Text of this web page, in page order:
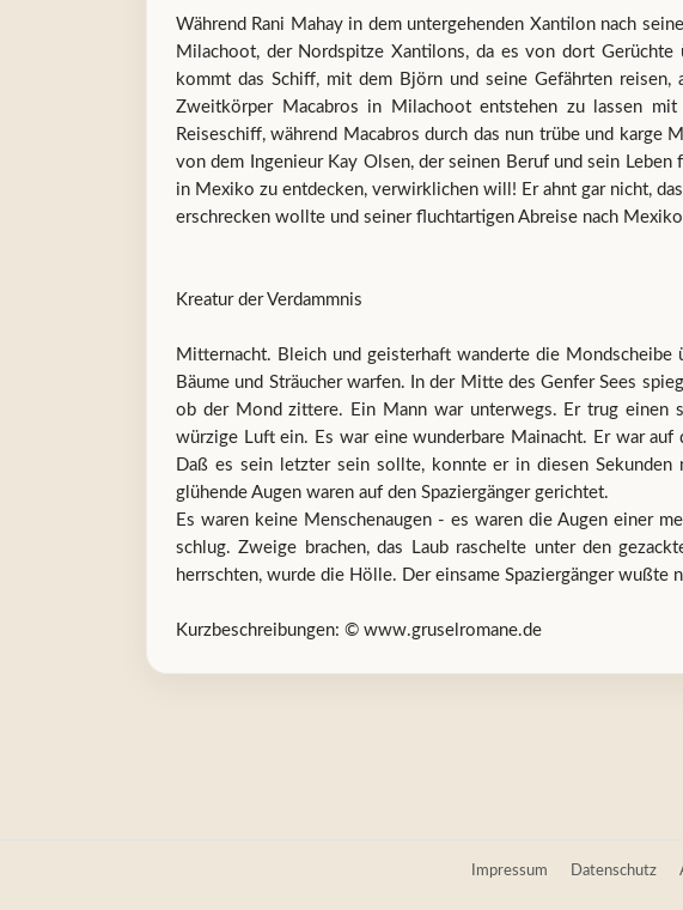
Während Rani Mahay in dem untergehenden Xantilon nach
Milachoot, der Nordspitze Xantilons, da es von dort
kommt das Schiff, mit dem Björn und seine Gefährten
Zweitkörper Macabros in Milachoot entstehen zu lassen
Reiseschiff, während Macabros durch das nun trübe und
von dem Ingenieur Kay Olsen, der seinen Beruf und sein
in Mexiko zu entdecken, verwirklichen will! Er ahnt gar nicht,
erschrecken wollte und seiner fluchtartigen Abreise nach
Kreatur der Verdammnis
Mitternacht. Bleich und geisterhaft wanderte die Mondscheibe
Bäume und Sträucher warfen. In der Mitte des Genfer Sees
ob der Mond zittere. Ein Mann war unterwegs. Er trug einen
würzige Luft ein. Es war eine wunderbare Mainacht. Er war
Daß es sein letzter sein sollte, konnte er in diesen
glühende Augen waren auf den Spaziergänger gerichtet.
Es waren keine Menschenaugen - es waren die Augen einer
schlug. Zweige brachen, das Laub raschelte unter den
herrschten, wurde die Hölle. Der einsame Spaziergänger wußte
Kurzbeschreibungen: © www.gruselromane.de
Impressum Datenschutz